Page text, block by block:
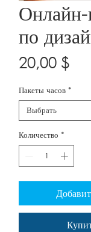
по
20,00 $
Пакеты часов *
Количество *